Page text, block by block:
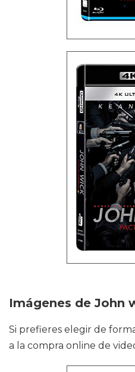
Imágenes de John
Si prefieres elegir de
a la compra online de